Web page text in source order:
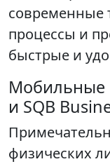
современные
процессы и
быстрые и
Мобильные
и SQB
физических